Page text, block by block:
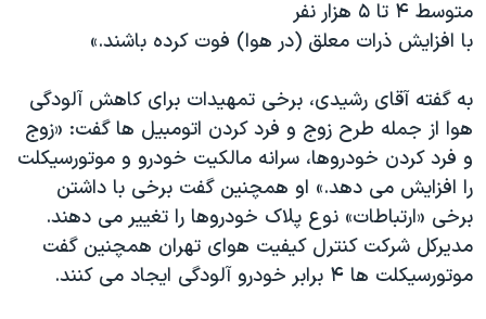
متوسط ۴ تا ۵ هزار نفر
با افزایش ذرات معلق (در هوا) فوت کرده باشند.»
به گفته آقای رشیدی، برخی تمهیدات برای کاهش آلودگی
هوا از جمله طرح زوج و فرد کردن اتومبیل ها گفت: «زوج
و فرد کردن خودروها، سرانه مالکیت خودرو و موتورسیکلت
را افزایش می دهد.» او همچنین گفت برخی با داشتن
برخی «ارتباطات» نوع پلاک خودروها را تغییر می دهند.
مدیرکل شرکت کنترل کیفیت هوای تهران همچنین گفت
موتورسیکلت ها ۴ برابر خودرو آلودگی ایجاد می کنند.